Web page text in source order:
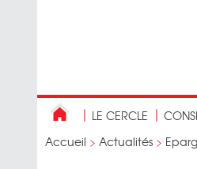
LE CERCLE
Accueil > Actualités >